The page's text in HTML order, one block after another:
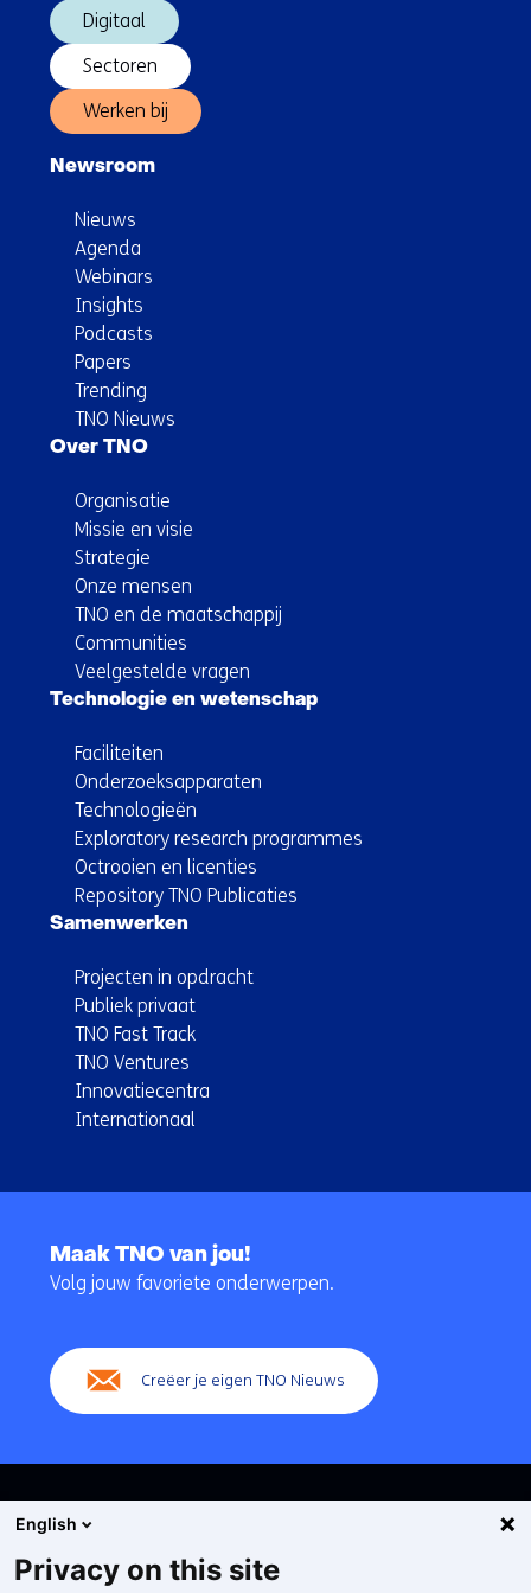
Digitaal
Sectoren
Werken bij
Newsroom
Nieuws
Agenda
Webinars
Insights
Podcasts
Papers
Trending
TNO Nieuws
Over TNO
Organisatie
Missie en visie
Strategie
Onze mensen
TNO en de maatschappij
Communities
Veelgestelde vragen
Technologie en wetenschap
Faciliteiten
Onderzoeksapparaten
Technologieën
Exploratory research programmes
Octrooien en licenties
Repository TNO Publicaties
Samenwerken
Projecten in opdracht
Publiek privaat
TNO Fast Track
TNO Ventures
Innovatiecentra
Internationaal
navigatie
Maak TNO van jou!
Volg jouw favoriete onderwerpen.
Creëer je eigen TNO Nieuws
English
Privacy on this site